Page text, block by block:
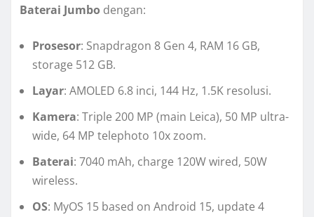
Baterai Jumbo dengan:
Prosesor: Snapdragon 8 Gen 4, RAM 16 GB,
storage 512 GB.
Layar: AMOLED 6.8 inci, 144 Hz, 1.5K resolusi.
Kamera: Triple 200 MP (main Leica), 50 MP ultra-
wide, 64 MP telephoto 10x zoom.
Baterai: 7040 mAh, charge 120W wired, 50W
wireless.
OS: MyOS 15 based on Android 15, update 4